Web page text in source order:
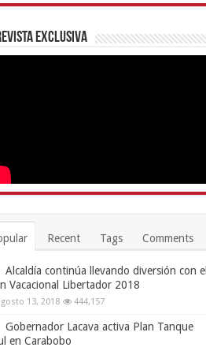
Exclusiva
Recent Tags Comments
Alcaldía continúa llevando diversión con el
Vacacional Libertador 2018
13, 2018 444,157
Gobernador Lacava activa Plan Tanque
en Carabobo